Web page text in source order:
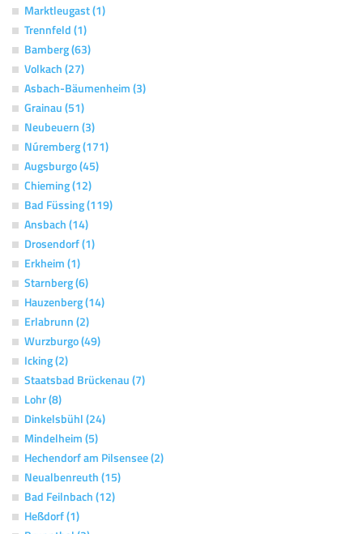
Marktleugast (1)
Trennfeld (1)
Bamberg (63)
Volkach (27)
Asbach-Bäumenheim (3)
Grainau (51)
Neubeuern (3)
Núremberg (171)
Augsburgo (45)
Chieming (12)
Bad Füssing (119)
Ansbach (14)
Drosendorf (1)
Erkheim (1)
Starnberg (6)
Hauzenberg (14)
Erlabrunn (2)
Wurzburgo (49)
Icking (2)
Staatsbad Brückenau (7)
Lohr (8)
Dinkelsbühl (24)
Mindelheim (5)
Hechendorf am Pilsensee (2)
Neualbenreuth (15)
Bad Feilnbach (12)
Heßdorf (1)